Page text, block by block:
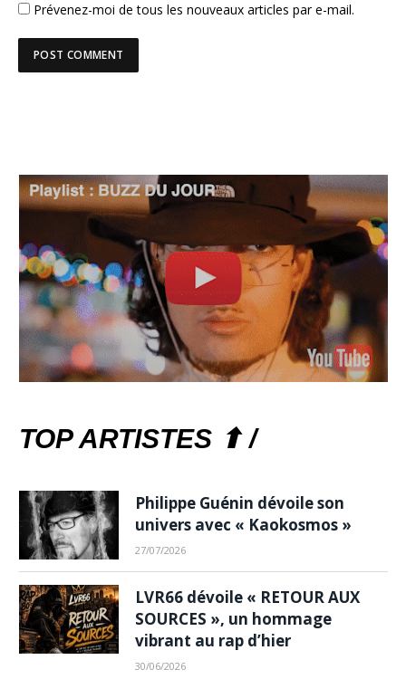
Prévenez-moi de tous les nouveaux articles par e-mail.
TOP ARTISTES ⬆ /
Philippe Guénin dévoile son
univers avec « Kaokosmos »
27/07/2026
LVR66 dévoile « RETOUR AUX
SOURCES », un hommage
vibrant au rap d’hier
30/06/2026